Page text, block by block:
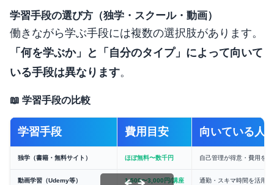
学習手段の選び方（独学・スクール・動画）
働きながら学ぶ手段には複数の選択肢があります。
「何を学ぶか」と「自分のタイプ」によって向いて
いる手段は異なります。
📖 学習手段の比較
学習手段 費用目安 向いている人
独学（書籍・無料サイト） ほぼ無料〜数千円 自己管理が得意・費用を
動画学習（Udemy等） 1,500〜3,000円/講座 通勤・スキマ時間を活用し